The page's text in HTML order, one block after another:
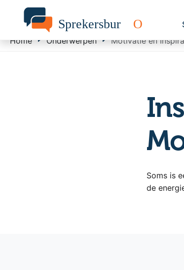
Home Onderwerpen Motivatie en
Soms is
de